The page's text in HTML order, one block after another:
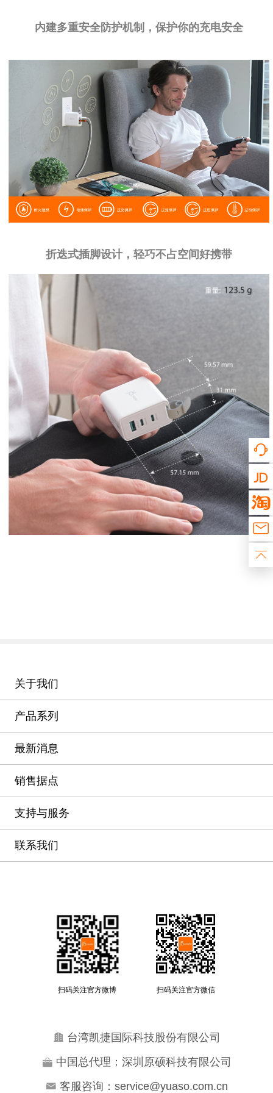
内建多重安全防护机制，保护你的充电安全
折迭式插脚设计，轻巧不占空间好携带
关于我们
产品系列
最新消息
销售据点
支持与服务
联系我们
扫码关注官方微博 扫码关注官方微信
台湾凯捷国际科技股份有限公司
中国总代理：深圳原硕科技有限公司
客服咨询：service@yuaso.com.cn